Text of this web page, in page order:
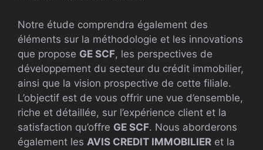
Notre étude comprendra également des
éléments sur la méthodologie et les innovations
que propose GE SCF, les perspectives de
développement du secteur du crédit immobilier,
ainsi que la vision prospective de cette filiale.
L’objectif est de vous offrir une vue d’ensemble,
riche et détaillée, sur l’expérience client et la
satisfaction qu’offre GE SCF. Nous aborderons
également les AVIS CREDIT IMMOBILIER et la